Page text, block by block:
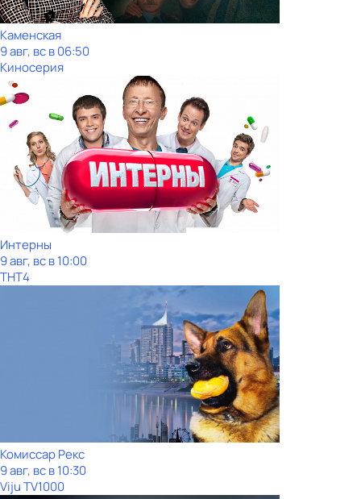
Каменская
9 авг, вс в 06:50
Киносерия
Интерны
9 авг, вс в 10:00
ТНТ4
Комиссар Рекс
9 авг, вс в 10:30
Viju TV1000